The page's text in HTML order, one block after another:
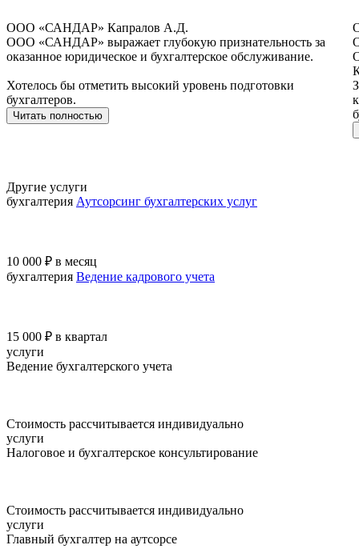
ООО «САНДАР» Капралов А.Д.
ООО «САНДАР» выражает глубокую признательность за
оказанное юридическое и бухгалтерское обслуживание.
Хотелось бы отметить высокий уровень подготовки
бухгалтеров.
Читать полностью
Другие услуги
бухгалтерия Аутсорсинг бухгалтерских услуг
10 000 ₽ в месяц
бухгалтерия Ведение кадрового учета
15 000 ₽ в квартал
услуги
Ведение бухгалтерского учета
Стоимость рассчитывается индивидуально
услуги
Налоговое и бухгалтерское консультирование
Стоимость рассчитывается индивидуально
услуги
Главный бухгалтер на аутсорсе